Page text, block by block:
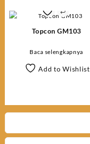
Topcon GM103
Baca selengkapnya
Add to Wishlist